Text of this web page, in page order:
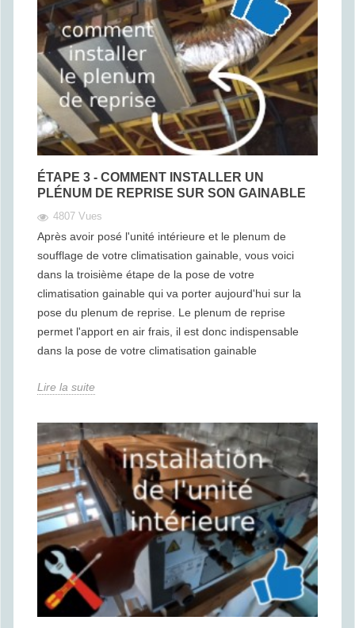
ÉTAPE 3 - COMMENT INSTALLER UN
PLÉNUM DE REPRISE SUR SON GAINABLE
4807 Vues
Après avoir posé l'unité intérieure et le plenum de
soufflage de votre climatisation gainable, vous voici
dans la troisième étape de la pose de votre
climatisation gainable qui va porter aujourd'hui sur la
pose du plenum de reprise. Le plenum de reprise
permet l'apport en air frais, il est donc indispensable
dans la pose de votre climatisation gainable
Lire la suite